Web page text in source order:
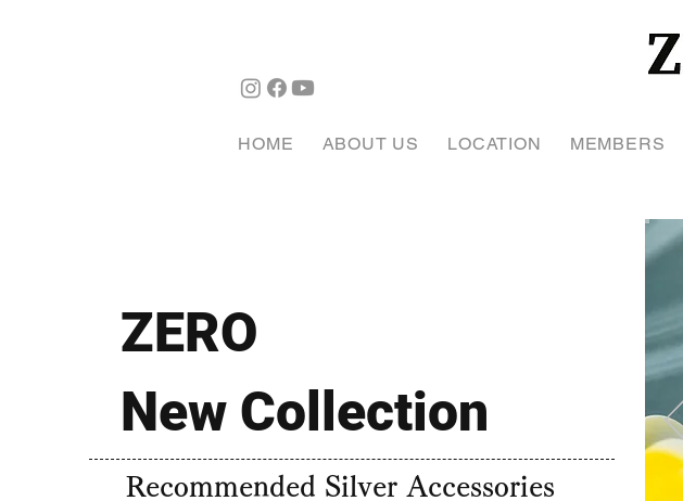
HOME ABOUT US LOCATION MEMBERS
ZERO
New Collection
Recommended Silver Accessories